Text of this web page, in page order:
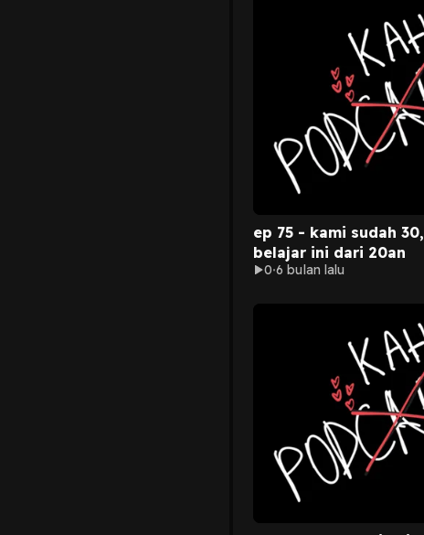
ep 75 - kami sudah 30,
belajar ini dari 20an
0 6 bulan lalu